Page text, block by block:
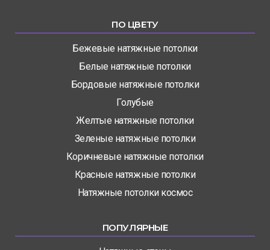
ПО ЦВЕТУ
Бежевые натяжные потолки
Белые натяжные потолки
Бордовые натяжные потолки
Голубые
Желтые натяжные потолки
Зеленые натяжные потолки
Коричневые натяжные потолки
Красные натяжные потолки
Натяжные потолки космос
ПОПУЛЯРНЫЕ